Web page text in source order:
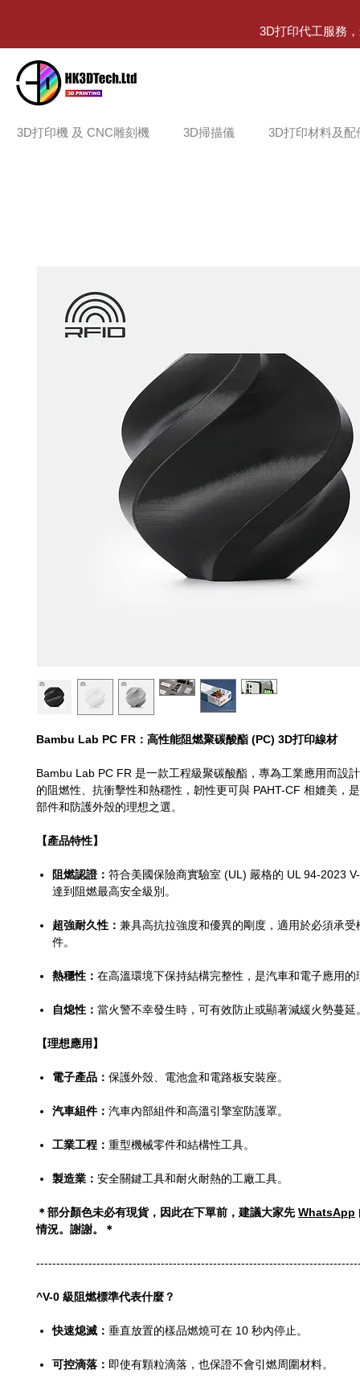
3D打印代工服務
3D打印機 及 CNC雕刻機 3D掃描儀 3D打印材料及配
Bambu Lab PC FR：高性能阻燃聚碳酸酯 (PC) 3D打印線材
Bambu Lab PC FR 是一款工程級聚碳酸酯，專為工業應用而設
的阻燃性、抗衝擊性和熱穩性，韌性更可與 PAHT-CF 相媲美，
部件和防護外殼的理想之選。
【產品特性】
阻燃認證： 符合美國保險商實驗室 (UL) 嚴格的 UL 94-2023
達到阻燃最高安全級別。
超強耐久性： 兼具高抗拉強度和優異的剛度，適用於必須承受
件。
熱穩性： 在高溫環境下保持結構完整性，是汽車和電子應用的
自熄性： 當火警不幸發生時，可有效防止或顯著減緩火勢蔓延
【理想應用】
電子產品： 保護外殼、電池盒和電路板安裝座。
汽車組件： 汽車內部組件和高溫引擎室防護罩。
工業工程： 重型機械零件和結構性工具。
製造業： 安全關鍵工具和耐火耐熱的工廠工具。
＊部分顏色未必有現貨，因此在下單前，建議大家先WhatsApp
情況。謝謝。＊
^V-0 級阻燃標準代表什麼？
快速熄滅： 垂直放置的樣品燃燒可在 10 秒內停止。
可控滴落： 即使有顆粒滴落，也保證不會引燃周圍材料。